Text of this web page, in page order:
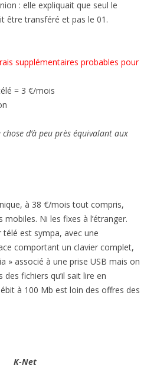
: elle expliquait que seul le
être transféré et pas le 01.
supplémentaires probables pour
= 3 €/mois
d’à peu près équivalant aux
à 38 €/mois tout compris,
Ni les fixes à l’étranger.
télé est sympa, avec une
comportant un clavier complet,
» associé à une prise USB mais on
fichiers qu’il sait lire en
à 100 Mb est loin des offres des
K-Net